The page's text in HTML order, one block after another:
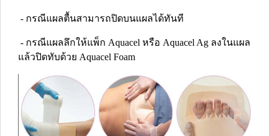
- กรณีแผลตื้นสามารถปิดบนแผลได้ทันที
- กรณีแผลลึกให้แพ็ก Aquacel หรือ Aquacel Ag ลงในแผล
แล้วปิดทับด้วย Aquacel Foam